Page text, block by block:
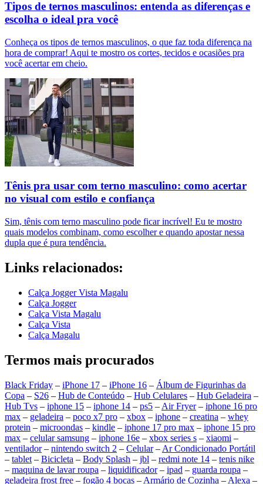
Tipos de ternos masculinos: entenda as diferenças e
escolha o ideal pra você
Conheça os tipos de ternos masculinos, o que faz toda diferença na
hora de comprar! Aqui te mostro os cortes, tecidos e ocasiões pra
você acertar em cheio.
Tênis pra usar com terno masculino: como acertar
no visual com estilo e confiança
Sim, tênis com terno masculino pode ficar incrível! Eu te mostro
quais modelos combinam, como escolher e quando apostar nessa
dupla que é pura tendência.
Links relacionados:
Calça Jogger Vista Magalu
Calça Jogger
Calça Vista Magalu
Calça Vista
Calça Magalu
Termos mais procurados
Black Friday – iPhone 17 – iPhone 16 – Álbum de Figurinhas da
Copa – S26 – Hub de Conteúdo – Hub Celulares – Hub Geladeira –
Hub Tvs – iphone 15 – iphone 14 – ps5 – Air Fryer– iphone 16 pro
max – geladeira – poco x7 pro – xbox – iphone – creatina – whey
protein – microondas – kindle – iphone 17 pro max – iphone 15 pro
max – celular samsung – iphone 16e – xbox series s – xiaomi –
ventilador– nintendo switch 2 – Celular– Ar Condicionado Portátil
– tablet – Bicicleta – Body Splash – jbl – redmi note 14 – tenis nike
– maquina de lavar roupa – liquidificador– ipad – guarda roupa –
geladeira frost free – fogão 4 bocas – Armário de Cozinha – Alexa –